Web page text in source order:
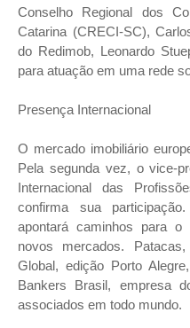
Conselho Regional dos
Catarina (CRECI-SC),
do Redimob, Leonardo
para atuação em uma rede
Presença Internacional
O mercado imobiliário
Pela segunda vez, o vice-
Internacional das
confirma sua
apontará caminhos para
novos mercados.
Global, edição Porto
Bankers Brasil, empresa
associados em todo mundo.